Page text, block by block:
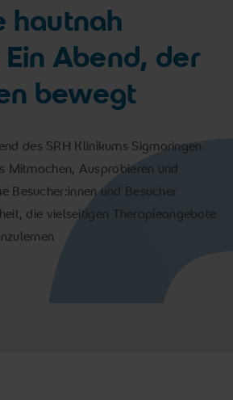
hautnah
Abend, der
bewegt
des SRH Klinikums Sigmaringen
Mitmachen, Ausprobieren und
Besucher:innen und Besucher
die vielseitigen Therapieangebote